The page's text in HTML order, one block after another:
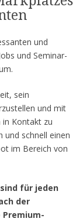
und
und Seminar-
sein
und mit
Kontakt zu
und schnell einen
im Bereich von
für jeden
der